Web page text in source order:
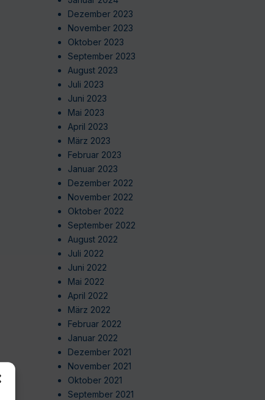
Dezember 2023
November 2023
Oktober 2023
September 2023
August 2023
Juli 2023
Juni 2023
Mai 2023
April 2023
März 2023
Februar 2023
Januar 2023
Dezember 2022
November 2022
Oktober 2022
September 2022
August 2022
Juli 2022
Juni 2022
Mai 2022
April 2022
März 2022
Februar 2022
Januar 2022
Dezember 2021
November 2021
Oktober 2021
September 2021